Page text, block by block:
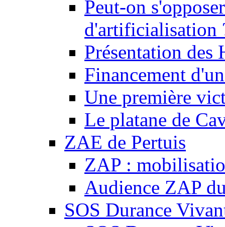
Peut-on
d'artificialisation
Présentation des
Financement
Une première
Le platane de
ZAE de Pertuis
ZAP :
Audience ZAP
SOS Durance